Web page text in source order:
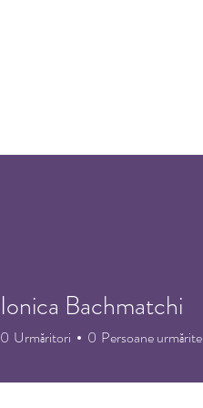
Ionica Bachmatchi
0 Urmăritori 0 Persoane urmărite